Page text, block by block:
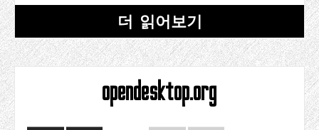
더 읽어보기
opendesktop.org